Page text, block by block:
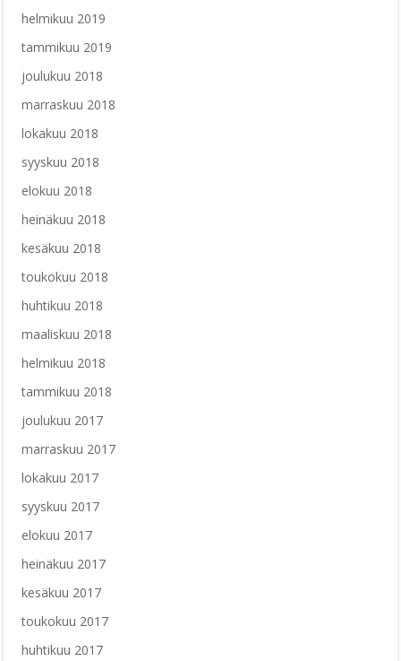
helmikuu 2019
tammikuu 2019
joulukuu 2018
marraskuu 2018
lokakuu 2018
syyskuu 2018
elokuu 2018
heinäkuu 2018
kesäkuu 2018
toukokuu 2018
huhtikuu 2018
maaliskuu 2018
helmikuu 2018
tammikuu 2018
joulukuu 2017
marraskuu 2017
lokakuu 2017
syyskuu 2017
elokuu 2017
heinäkuu 2017
kesäkuu 2017
toukokuu 2017
huhtikuu 2017